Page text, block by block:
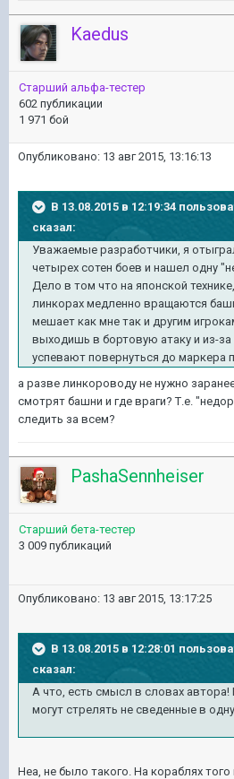
Kaedus
Старший альфа-тестер
602 публикации
1 971 бой
Опубликовано: 13 авг 2015, 13:16:13
В 13.08.2015 в 12:19:34
сказал:
Уважаемые разработчики, я
четырех сотен боев и нашел одну
Дело в том что на японской
линкорах медленно вращаются
мешает как мне так и другим
выходишь в бортовую атаку и из-
успевают повернуться до маркера
а разве линкороводу не нужно
смотрят башни и где враги? Т.е.
следить за всем?
PashaSennheiser
Старший бета-тестер
3 009 публикаций
Опубликовано: 13 авг 2015, 13:17:25
В 13.08.2015 в 12:28:01
сказал:
А что, есть смысл в словах автора!
могут стрелять не сведенные в одну
Неа, не было такого. На кораблях